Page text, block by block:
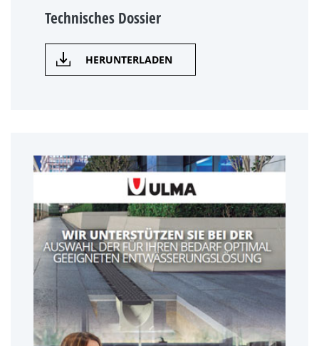
Technisches Dossier
HERUNTERLADEN